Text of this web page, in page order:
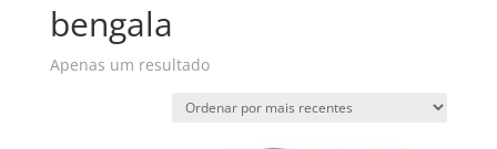
bengala
Apenas um resultado